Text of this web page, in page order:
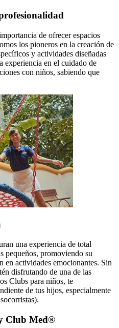
de ofrecer espacios
los pioneros en la creación de
y actividades diseñadas
experiencia en el cuidado de
con niños, sabiendo que
una experiencia de total
pequeños, promoviendo su
en actividades emocionantes. Sin
disfrutando de una de las
Clubs para niños, te
de tus hijos, especialmente
Club Med®